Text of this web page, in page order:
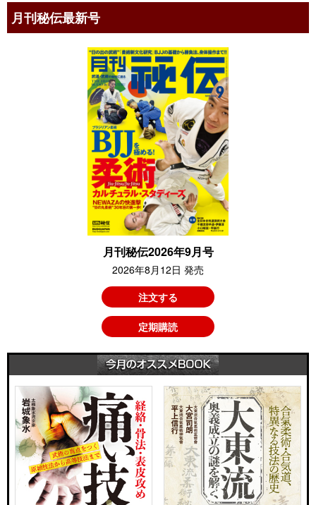
月刊秘伝最新号
月刊秘伝2026年9月号
2026年8月12日 発売
注文する
定期購読